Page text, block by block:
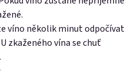
víno několik minut odpočívat
zkaženého vína se chuť